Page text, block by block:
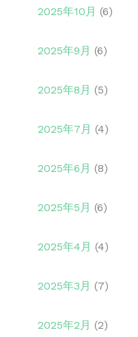
2025年10月 (6)
2025年9月 (6)
2025年8月 (5)
2025年7月 (4)
2025年6月 (8)
2025年5月 (6)
2025年4月 (4)
2025年3月 (7)
2025年2月 (2)